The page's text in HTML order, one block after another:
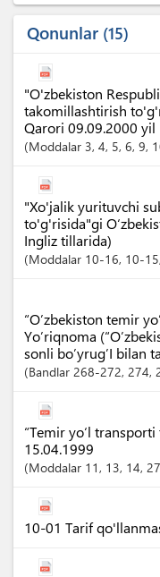
Qonunlar 15
"O'zbekiston
takomillashtirish
Qarori 09.09.2000 yil
Moddalar 3, 4, 5, 6, 9,
"Xo'jalik yurituvchi
to'g'risida"gi
Ingliz tillarida)
Moddalar 10-16, 10-15
“O’zbekiston temir
Yo’riqnoma
sonli bo’yrug’I bilan
Bandlar 268-272, 274,
“Temir yo‘l
15.04.1999
Moddalar 11 , 13, 14, 27
10-01 Tarif